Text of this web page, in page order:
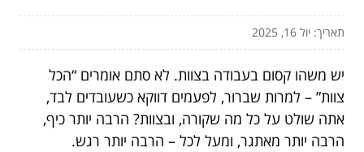
תאריך: יול 16, 2025
יש משהו קסום בעבודה בצוות. לא סתם אומרים “הכל
צוות” – למרות שברור, לפעמים דווקא כשעובדים לבד,
אתה שולט על כל מה שקורה, ובצוות? הרבה יותר כיף,
הרבה יותר מאתגר, ומעל לכל – הרבה יותר רגש.